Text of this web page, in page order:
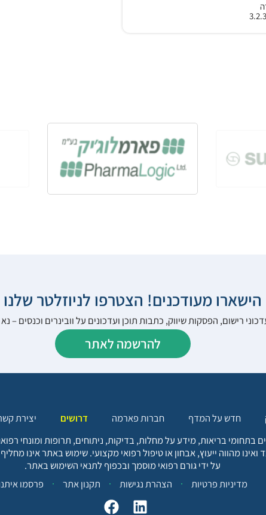
הישארו מעודכנים! הצטרפו לניוזלטר
רישום, הפסקות שיווק, כתבות תוכן ועדכונים על וובינרים וכנסים –
להרשמה לאתר
חדש על המדף חברות פארמה דרושים
יצירת
בתחומי בריאות, מידע על מחלות, בדיקות, ניתוחים, תרופות ומונחי
מהווה ייעוץ, אבחון או טיפול רפואי מקצועי. שימוש באתר אינו
על ידי גורם רפואי מוסמך ובכפוף לתנאי השימוש באתר.
מדיניות פרטיות
הצהרת נגישות תקנון אתר פרסמו